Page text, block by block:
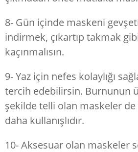
8- Gün içinde maskeni
indirmek, çıkartıp takmak
kaçınmalısın.
9- Yaz için nefes kolaylığı
tercih edebilirsin. Burnunun
şekilde telli olan maskeler
daha kullanışlıdır.
10- Aksesuar olan maskeler